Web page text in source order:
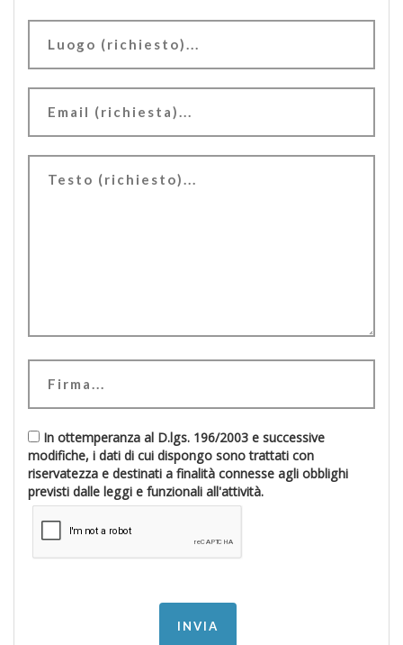
In ottemperanza al D.lgs. 196/2003 e successive
modifiche, i dati di cui dispongo sono trattati con
riservatezza e destinati a finalità connesse agli obblighi
previsti dalle leggi e funzionali all'attività.